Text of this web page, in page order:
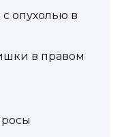
опухолью в
в правом